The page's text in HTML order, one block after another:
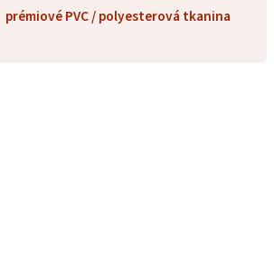
prémiové PVC / polyesterová tkanina